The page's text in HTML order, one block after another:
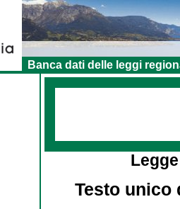
Banca dati delle leggi
Testo unico